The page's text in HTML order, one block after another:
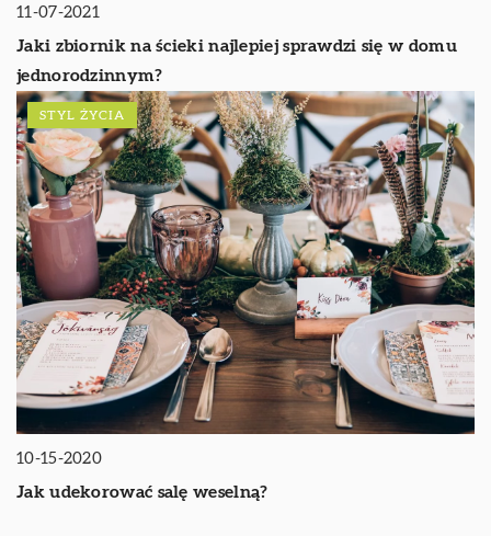
11-07-2021
Jaki zbiornik na ścieki najlepiej sprawdzi się w domu
jednorodzinnym?
STYL ŻYCIA
10-15-2020
Jak udekorować salę weselną?